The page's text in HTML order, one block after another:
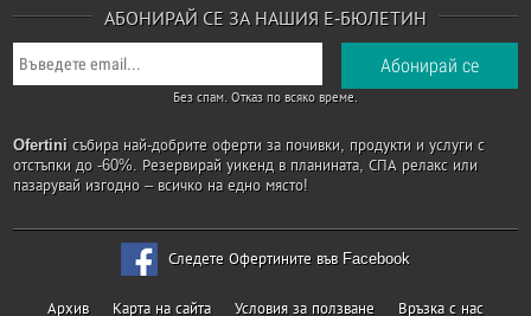
АБОНИРАЙ СЕ ЗА НАШИЯ Е-БЮЛЕТИН
Без спам. Отказ по всяко време.
Ofertini събира най-добрите оферти за почивки, продукти и услуги с
отстъпки до -60%. Резервирай уикенд в планината, СПА релакс или
пазарувай изгодно – всичко на едно място!
Следете Офертините във Facebook
Архив Карта на сайта Условия за ползване Връзка с нас